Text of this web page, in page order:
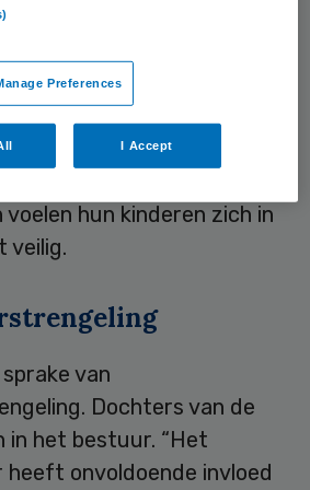
in Oud-Beijerland
werken en vrije tijd
Ouders vinden de
voelen hun kinderen zich in
veilig.
van
Dochters van de
het bestuur. “Het
onvoldoende invloed
Preferences
I Accept